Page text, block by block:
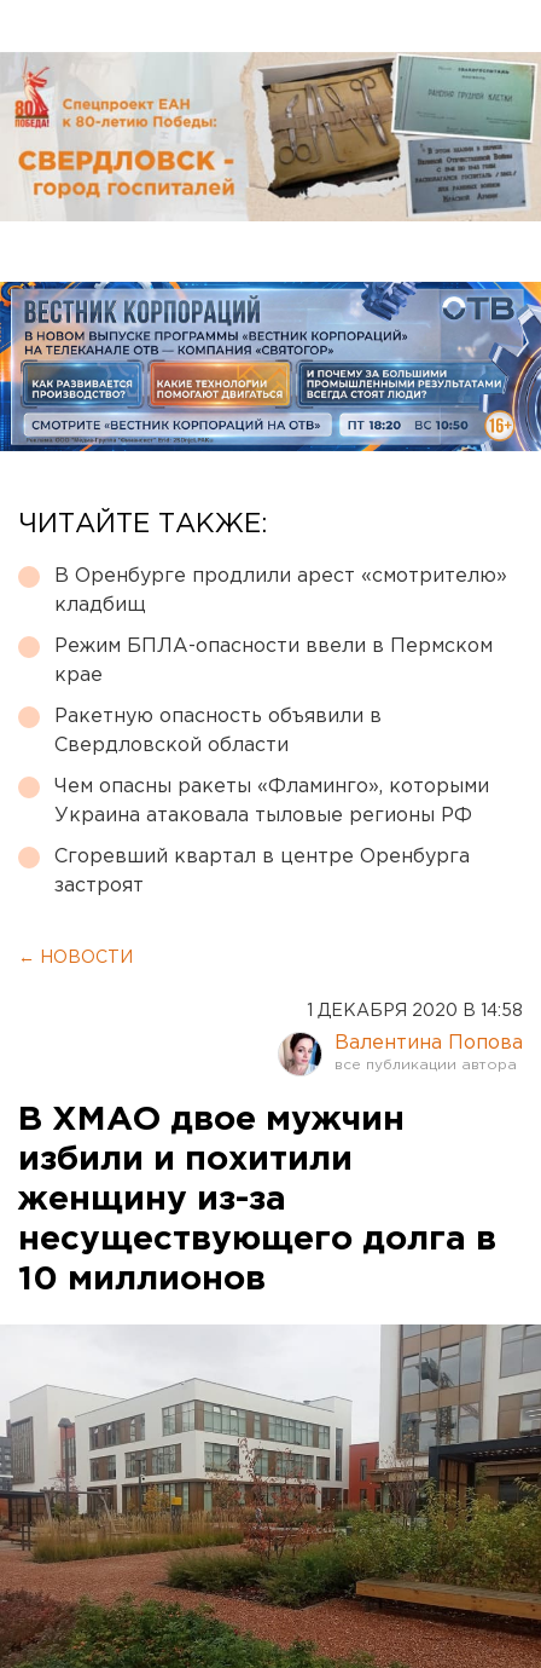
ЧИТАЙТЕ ТАКЖЕ:
В Оренбурге продлили арест «смотрителю»
кладбищ
Режим БПЛА-опасности ввели в Пермском
крае
Ракетную опасность объявили в
Свердловской области
Чем опасны ракеты «Фламинго», которыми
Украина атаковала тыловые регионы РФ
Сгоревший квартал в центре Оренбурга
застроят
← НОВОСТИ
1 ДЕКАБРЯ 2020 В 14:58
Валентина Попова
В ХМАО двое мужчин
избили и похитили
женщину из-за
несуществующего долга в
10 миллионов